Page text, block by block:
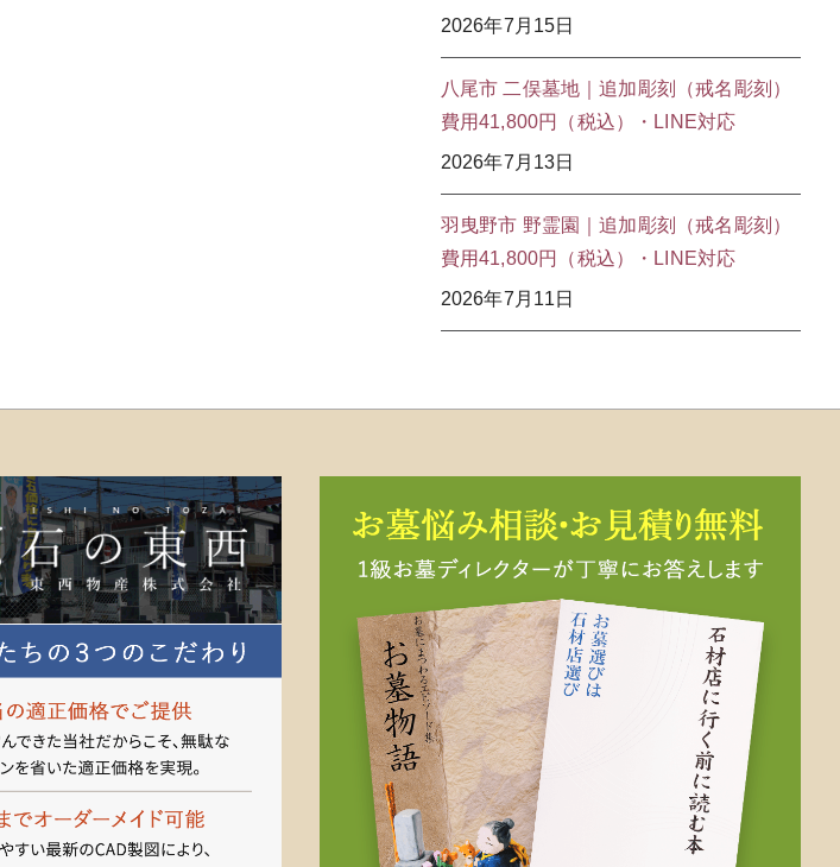
2026年7月15日
八尾市 二俣墓地｜追加彫刻（戒名彫刻）
費用41,800円（税込）・LINE対応
2026年7月13日
羽曳野市 野霊園｜追加彫刻（戒名彫刻）
費用41,800円（税込）・LINE対応
2026年7月11日